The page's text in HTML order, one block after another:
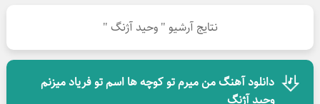
نتایج آرشیو " وحید آژنگ "
دانلود آهنگ من میرم تو کوچه ها اسم تو فریاد میزنم
وحید آژنگ